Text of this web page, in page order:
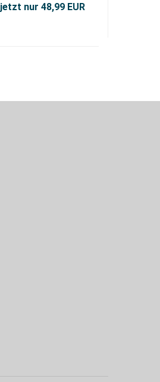
jetzt nur 48,99 EUR